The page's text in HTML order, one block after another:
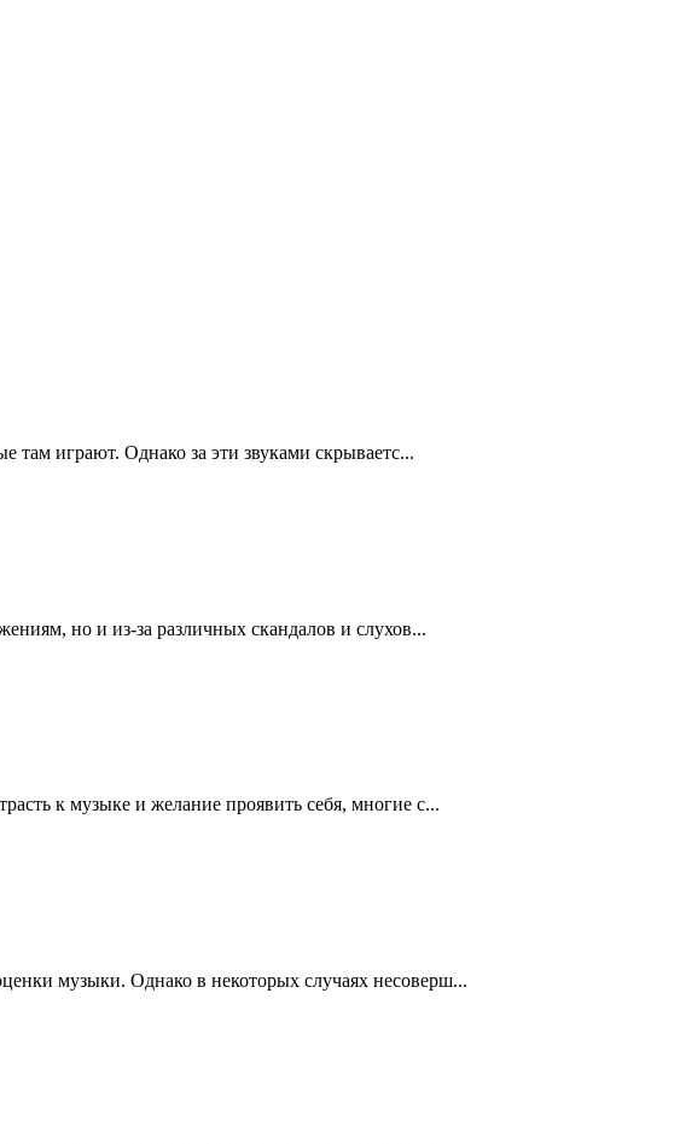
там играют. Однако за эти звуками скрываетс...
но и из-за различных скандалов и слухов...
к музыке и желание проявить себя, многие с...
музыки. Однако в некоторых случаях несоверш...